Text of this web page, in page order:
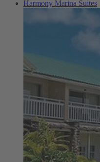
Harmony Marina Suites